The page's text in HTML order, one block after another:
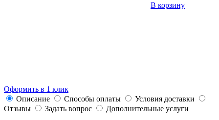
В корзину
Оформить в 1 клик
Описание
Способы оплаты
Условия доставки
Отзывы
Задать вопрос
Дополнительные услуги